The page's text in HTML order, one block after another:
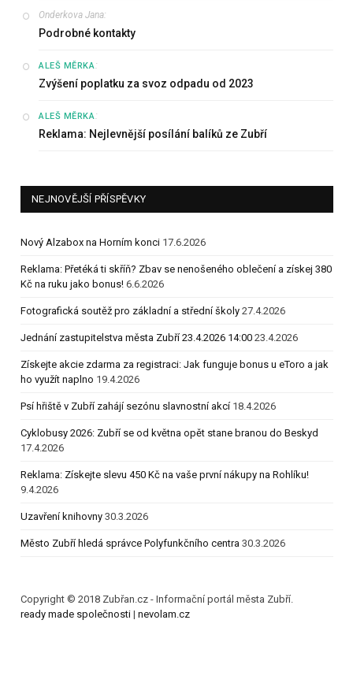
Onderkova Jana:
Podrobné kontakty
ALEŠ MĚRKA:
Zvýšení poplatku za svoz odpadu od 2023
ALEŠ MĚRKA:
Reklama: Nejlevnější posílání balíků ze Zubří
NEJNOVĚJŠÍ PŘÍSPĚVKY
Nový Alzabox na Horním konci 17.6.2026
Reklama: Přetéká ti skříň? Zbav se nenošeného oblečení a získej 380
Kč na ruku jako bonus! 6.6.2026
Fotografická soutěž pro základní a střední školy 27.4.2026
Jednání zastupitelstva města Zubří 23.4.2026 14:00 23.4.2026
Získejte akcie zdarma za registraci: Jak funguje bonus u eToro a jak
ho využít naplno 19.4.2026
Psí hřiště v Zubří zahájí sezónu slavnostní akcí 18.4.2026
Cyklobusy 2026: Zubří se od května opět stane branou do Beskyd
17.4.2026
Reklama: Získejte slevu 450 Kč na vaše první nákupy na Rohlíku!
9.4.2026
Uzavření knihovny 30.3.2026
Město Zubří hledá správce Polyfunkčního centra 30.3.2026
Copyright © 2018 Zubřan.cz - Informační portál města Zubří.
ready made společnosti | nevolam.cz